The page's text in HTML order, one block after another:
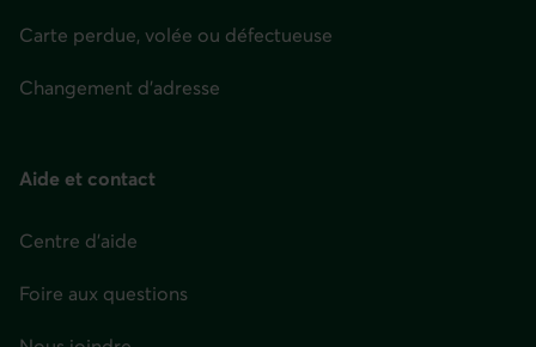
Carte perdue, volée ou défectueuse
Changement d'adresse
Aide et contact
Centre d'aide
Foire aux questions